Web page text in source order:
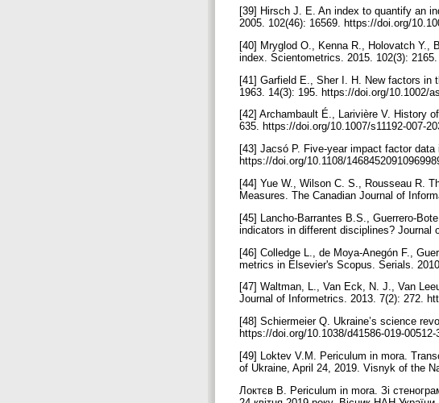
[39] Hirsch J. E. An index to quantify an
2005. 102(46): 16569. https://doi.org/
[40] Mryglod O., Kenna R., Holovatch Y.,
index. Scientometrics. 2015. 102(3):
[41] Garfield E., Sher I. H. New factors in
1963. 14(3): 195. https://doi.org/10.1002/
[42] Archambault É., Larivière V. History
635. https://doi.org/10.1007/s11192-007-
[43] Jacsó P. Five-year impact factor
https://doi.org/10.1108/
[44] Yue W., Wilson C. S., Rousseau R.
Measures. The Canadian Journal of
[45] Lancho-Barrantes B.S., Guerrero-
indicators in different disciplines? Journal
[46] Colledge L., de Moya-Anegón F.,
metrics in Elsevier's Scopus. Serials.
[47] Waltman, L., Van Eck, N. J., Van
Journal of Informetrics. 2013. 7(2): 272.
[48] Schiermeier Q. Ukraine’s science
https://doi.org/10.1038/d41586-019-00512-
[49] Loktev V.M. Periculum in mora.
of Ukraine, April 24, 2019. Visnyk of the
Локтєв В. Periculum in mora. Зі